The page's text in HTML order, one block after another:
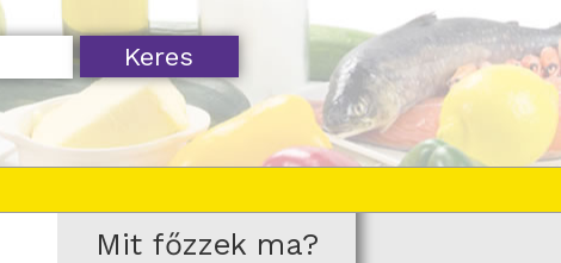
Mit főzzek ma?